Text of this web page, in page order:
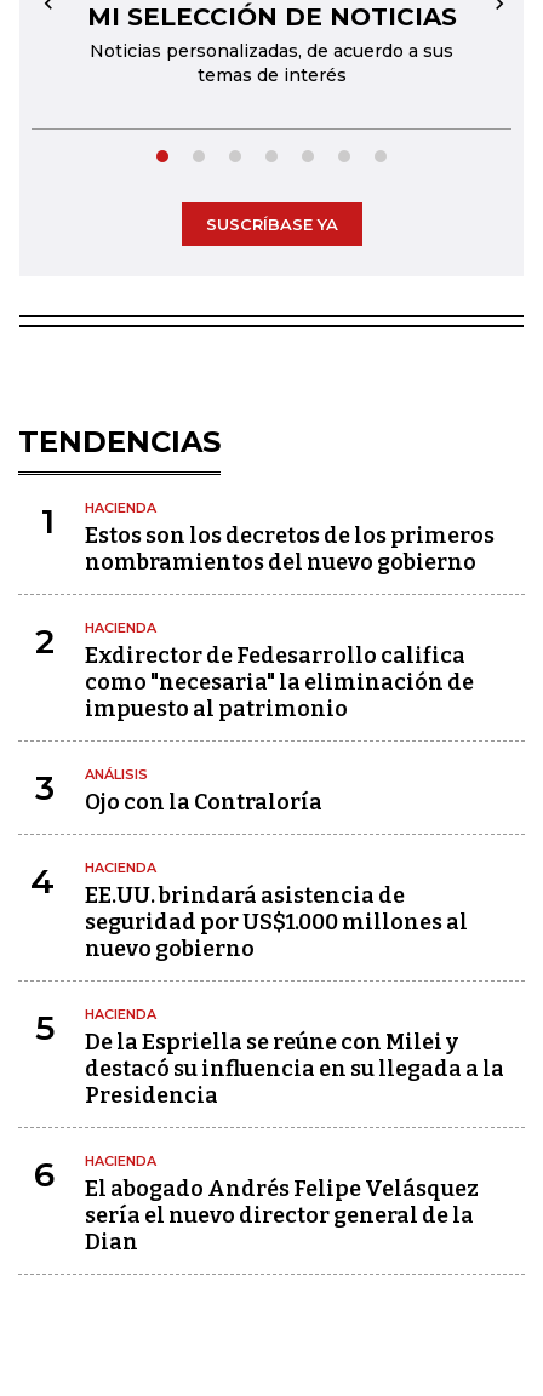
MI SELECCIÓN DE NOTICIAS
Noticias personalizadas, de acuerdo a sus
temas de interés
← →
SUSCRÍBASE YA
TENDENCIAS
1 HACIENDA
Estos son los decretos de los primeros
nombramientos del nuevo gobierno
2 HACIENDA
Exdirector de Fedesarrollo califica
como "necesaria" la eliminación de
impuesto al patrimonio
3 ANÁLISIS
Ojo con la Contraloría
4 HACIENDA
EE.UU. brindará asistencia de
seguridad por US$1.000 millones al
nuevo gobierno
5 HACIENDA
De la Espriella se reúne con Milei y
destacó su influencia en su llegada a la
Presidencia
6 HACIENDA
El abogado Andrés Felipe Velásquez
sería el nuevo director general de la
Dian